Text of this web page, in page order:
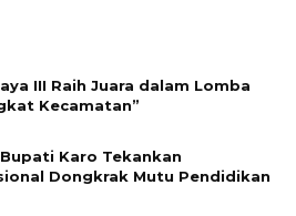
III Raih Juara dalam Lomba
Kecamatan”
Karo Tekankan
Dongkrak Mutu Pendidikan